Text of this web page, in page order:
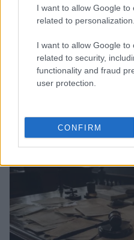
I want to allow Google to
related to personalization.
I want to allow Google to
related to security,
functionality and fraud
user protection.
CONFIRM
Don Antonio Mazzi:
NEWS